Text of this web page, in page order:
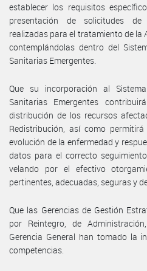
establecer los requisitos
presentación de solicitudes
realizadas para el tratamiento de la
contemplándolas dentro del
Sanitarias Emergentes.
Que su incorporación al
Sanitarias Emergentes
distribución de los recursos
Redistribución, así como
evolución de la enfermedad y
datos para el correcto
velando por el efectivo
pertinentes, adecuadas, seguras y
Que las Gerencias de Gestión
por Reintegro, de
Gerencia General han tomado la
competencias.